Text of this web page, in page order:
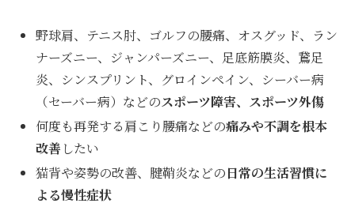
野球肩、テニス肘、ゴルフの腰痛、オスグッド、ラン
ナーズニー、ジャンパーズニー、足底筋膜炎、鵞足
炎、シンスプリント、グロインペイン、シーバー病
（セーバー病）などのスポーツ障害、スポーツ外傷
何度も再発する肩こり腰痛などの痛みや不調を根本
改善したい
猫背や姿勢の改善、腱鞘炎などの日常の生活習慣に
よる慢性症状